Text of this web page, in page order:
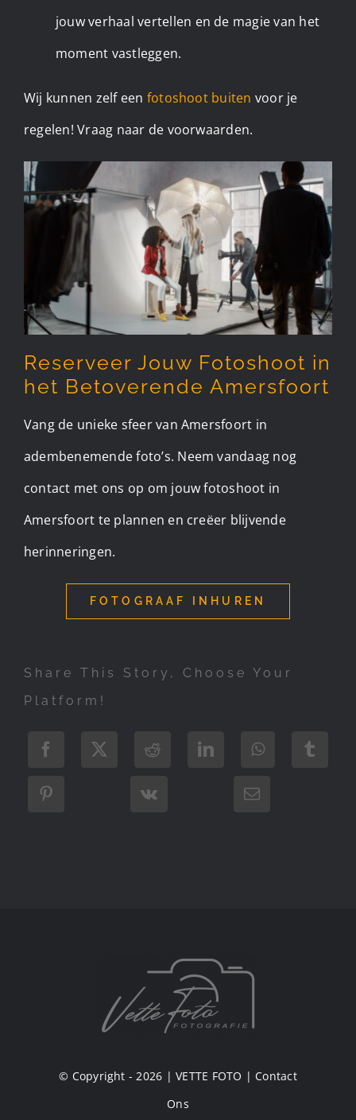
jouw verhaal vertellen en de magie van het
moment vastleggen.
Wij kunnen zelf een fotoshoot buiten voor je
regelen! Vraag naar de voorwaarden.
Reserveer Jouw Fotoshoot in
het Betoverende Amersfoort
Vang de unieke sfeer van Amersfoort in
adembenemende foto’s. Neem vandaag nog
contact met ons op om jouw fotoshoot in
Amersfoort te plannen en creëer blijvende
herinneringen.
FOTOGRAAF INHUREN
Share This Story, Choose Your
Platform!
© Copyright - 2026 |VETTE FOTO | Contact
Ons